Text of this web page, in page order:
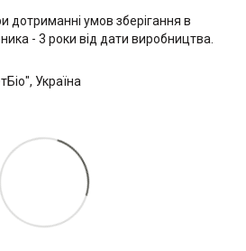
дотриманні умов зберігання в
- 3 роки від дати виробництва.
Україна